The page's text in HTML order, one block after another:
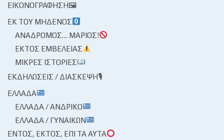
ΕΙΚΟΝΟΓΡΆΦΗΣΗ🖼
ΕΚ ΤΟΥ ΜΗΔΕΝΌΣ
ΑΝΆΔΡΟΜΟΣ… ΜΆΡΙΟΣ!
ΕΚΤΌΣ ΕΜΒΈΛΕΙΑΣ
ΜΙΚΡΈΣ ΙΣΤΟΡΊΕΣ
ΕΚΔΗΛΏΣΕΙΣ / ΔΙΆΣΚΕΨΗ🎙
ΕΛΛΆΔΑ
ΕΛΛΆΔΑ / ΑΝΔΡΙΚΌ
ΕΛΛΆΔΑ / ΓΥΝΑΙΚΏΝ
ΕΝΤΌΣ, ΕΚΤΌΣ, ΕΠΊ ΤΑ ΑΥΤΆ